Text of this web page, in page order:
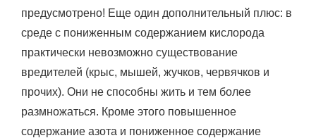
предусмотрено! Еще один дополнительный плюс: в
среде с пониженным содержанием кислорода
практически невозможно существование
вредителей (крыс, мышей, жучков, червячков и
прочих). Они не способны жить и тем более
размножаться. Кроме этого повышенное
содержание азота и пониженное содержание